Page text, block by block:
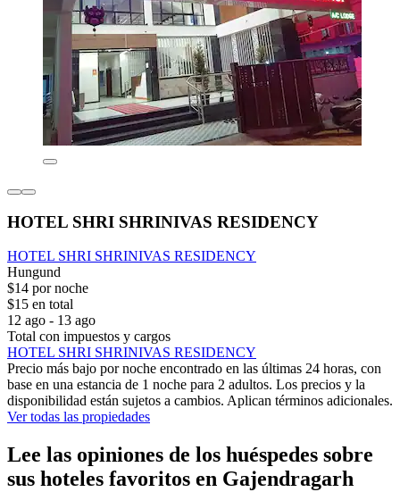
HOTEL SHRI SHRINIVAS RESIDENCY
HOTEL SHRI SHRINIVAS RESIDENCY
Hungund
$14 por noche
$15 en total
12 ago - 13 ago
Total con impuestos y cargos
HOTEL SHRI SHRINIVAS RESIDENCY
Precio más bajo por noche encontrado en las últimas 24 horas, con
base en una estancia de 1 noche para 2 adultos. Los precios y la
disponibilidad están sujetos a cambios. Aplican términos adicionales.
Ver todas las propiedades
Lee las opiniones de los huéspedes sobre
sus hoteles favoritos en Gajendragarh